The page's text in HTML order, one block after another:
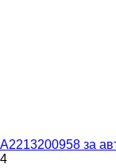
A2213200958 за
4